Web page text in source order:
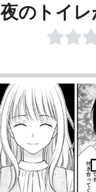
夜のトイ